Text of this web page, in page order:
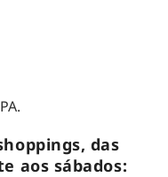
das
aos sábados: